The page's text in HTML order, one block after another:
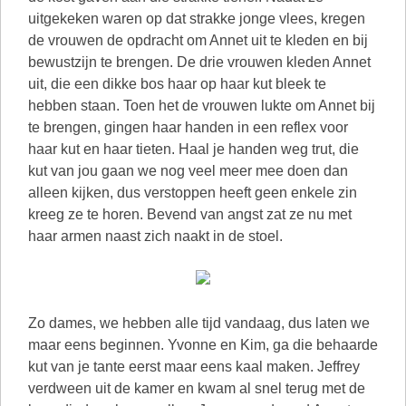
uitgekeken waren op dat strakke jonge vlees, kregen
de vrouwen de opdracht om Annet uit te kleden en bij
bewustzijn te brengen. De drie vrouwen kleden Annet
uit, die een dikke bos haar op haar kut bleek te
hebben staan. Toen het de vrouwen lukte om Annet bij
te brengen, gingen haar handen in een reflex voor
haar kut en haar tieten. Haal je handen weg trut, die
kut van jou gaan we nog veel meer mee doen dan
alleen kijken, dus verstoppen heeft geen enkele zin
kreeg ze te horen. Bevend van angst zat ze nu met
haar armen naast zich naakt in de stoel.
Zo dames, we hebben alle tijd vandaag, dus laten we
maar eens beginnen. Yvonne en Kim, ga die behaarde
kut van je tante eerst maar eens kaal maken. Jeffrey
verdween uit de kamer en kwam al snel terug met de